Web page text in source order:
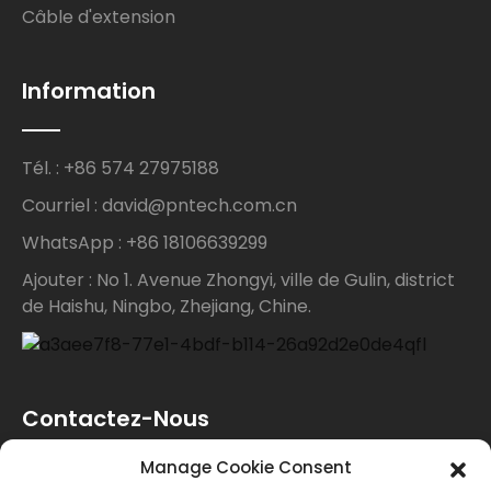
Câble d'extension
Information
Tél. : +86 574 27975188
Courriel : david@pntech.com.cn
WhatsApp : +86 18106639299
Ajouter : No 1. Avenue Zhongyi, ville de Gulin, district
de Haishu, Ningbo, Zhejiang, Chine.
Contactez-Nous
Manage Cookie Consent